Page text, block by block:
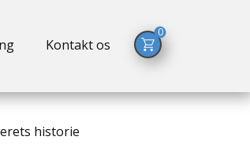
Kontakt os
0
historie